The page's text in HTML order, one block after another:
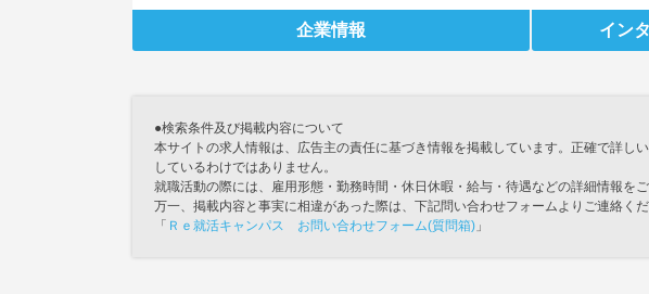
企業情報 イン
●検索条件及び掲載内容について
本サイトの求人情報は、広告主の責任に基づき情報を掲載しています。正確で詳
しているわけではありません。
就職活動の際には、雇用形態・勤務時間・休日休暇・給与・待遇などの詳細情報を
万一、掲載内容と事実に相違があった際は、下記問い合わせフォームよりご連絡く
「 Ｒｅ就活キャンパス お問い合わせフォーム(質問箱) 」